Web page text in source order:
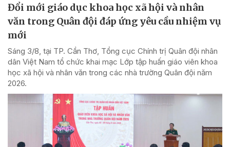
Đổi mới giáo dục khoa học xã hội và nhân
văn trong Quân đội đáp ứng yêu cầu nhiệm vụ
mới
Sáng 3/8, tại TP. Cần Thơ, Tổng cục Chính trị Quân đội nhân
dân Việt Nam tổ chức khai mạc Lớp tập huấn giáo viên khoa
học xã hội và nhân văn trong các nhà trường Quân đội năm
2026.